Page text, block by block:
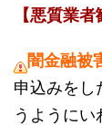
【悪質業者
闇金融被
申込みをし
うように